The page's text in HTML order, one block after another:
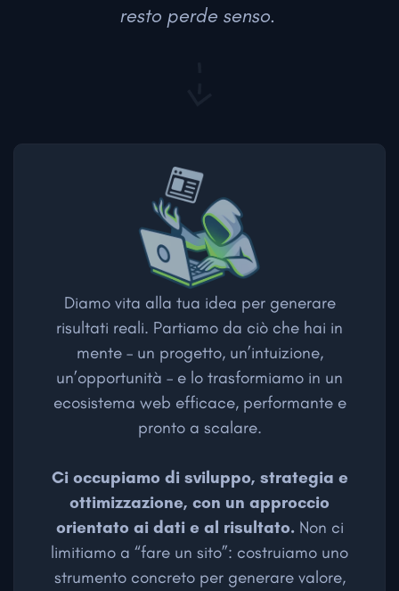
resto perde senso.
Diamo vita alla tua idea per generare
risultati reali. Partiamo da ciò che hai in
mente – un progetto, un’intuizione,
un’opportunità – e lo trasformiamo in un
ecosistema web efficace, performante e
pronto a scalare.
Ci occupiamo di sviluppo, strategia e
ottimizzazione, con un approccio
orientato ai dati e al risultato.Non ci
limitiamo a “fare un sito”: costruiamo uno
strumento concreto per generare valore,